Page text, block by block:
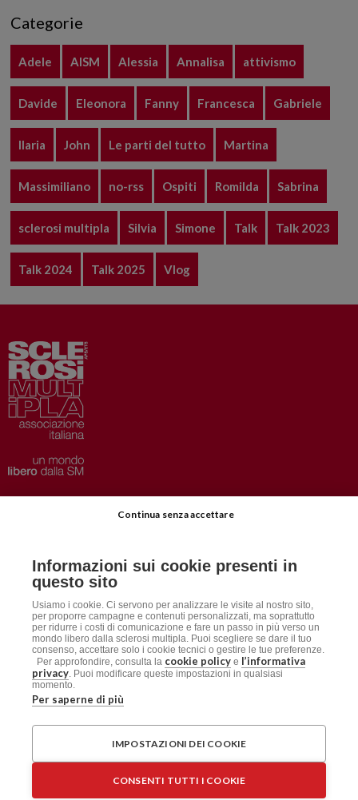
Categorie
Adele AISM Alessia Annalisa attivismo
Davide Eleonora Fanny Francesca Gabriele
Ilaria John Le parti del tutto Martina
Massimiliano no-rss Ospiti Romilda Sabrina
sclerosi multipla Silvia Simone Talk Talk 2023
Talk 2024 Talk 2025 Vlog
Privacy–Disclaimer
Iscriviti alla Newsletter
Dichiarazione accessibilità
Social
AISM
Sede Legale: Via Cavour 181/a, 00184 Roma
CF: 96015150582 – PI: 06125061009
Informazioni sui cookie presenti in
questo sito
Usiamo i cookie. Ci servono per analizzare le visite al nostro sito,
per proporre campagne e contenuti personalizzati, ma soprattutto
per ridurre i costi di comunicazione e fare un passo in più verso un
mondo libero dalla sclerosi multipla. Puoi scegliere se dare il tuo
consenso, accettare solo i cookie tecnici o gestire le tue preferenze.
Per approfondire, consulta la cookie policy e l’informativa
privacy. Puoi modificare queste impostazioni in qualsiasi
momento.
Per saperne di più
IMPOSTAZIONI DEI COOKIE
CONSENTI TUTTI I COOKIE
Continua senza accettare